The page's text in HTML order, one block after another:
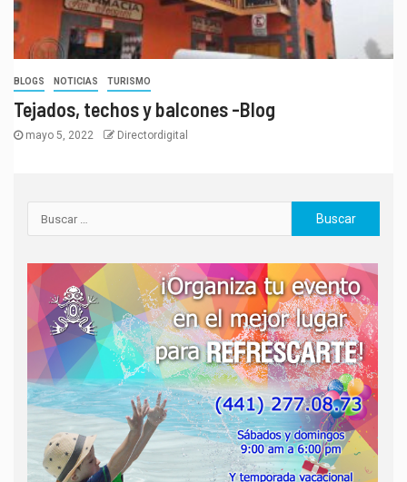
BLOGS NOTICIAS TURISMO
Tejados, techos y balcones -Blog
mayo 5, 2022 Directordigital